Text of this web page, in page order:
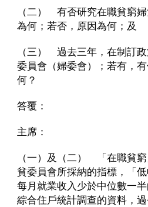
（二） 有否研究在職貧窮
為何；若否，原因為何；及
（三） 過去三年，在制訂
委員會（婦委會）；若有，
何？
答覆：
主席：
（一）及（二） 「在職貧
貧委員會所採納的指標，「
每月就業收入少於中位數一
綜合住戶統計調查的資料，